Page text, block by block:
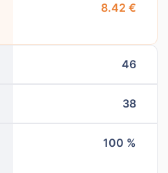
8.42 €
46
38
100 %